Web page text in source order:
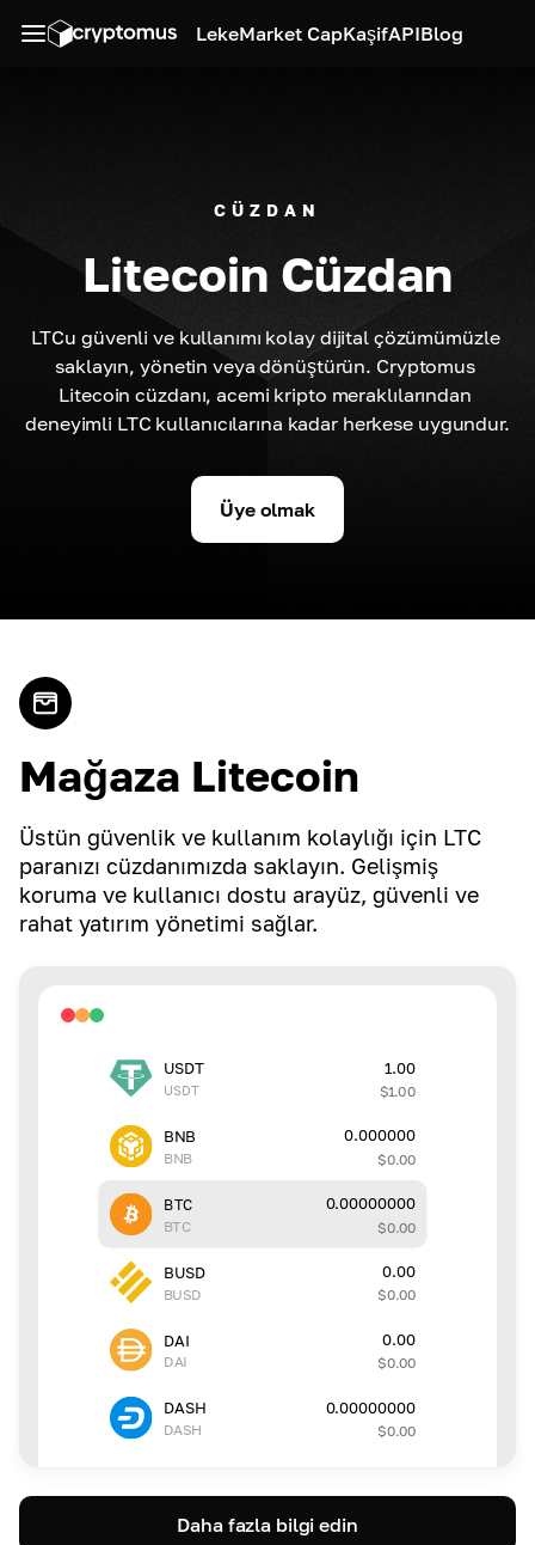
LekeMarket CapKaşifAPIBlog
CÜZDAN
Litecoin Cüzdan
LTCu güvenli ve kullanımı kolay dijital çözümümüzle
saklayın, yönetin veya dönüştürün. Cryptomus
Litecoin cüzdanı, acemi kripto meraklılarından
deneyimli LTC kullanıcılarına kadar herkese uygundur.
Üye olmak
Mağaza Litecoin
Üstün güvenlik ve kullanım kolaylığı için LTC
paranızı cüzdanımızda saklayın. Gelişmiş
koruma ve kullanıcı dostu arayüz, güvenli ve
rahat yatırım yönetimi sağlar.
USDT
USDT
1.00
$1.00
BNB
BNB
0.000000
$0.00
BTC
BTC
0.00000000
$0.00
BUSD
BUSD
0.00
$0.00
DAI
DAI
0.00
$0.00
DASH
DASH
0.00000000
$0.00
Daha fazla bilgi edin